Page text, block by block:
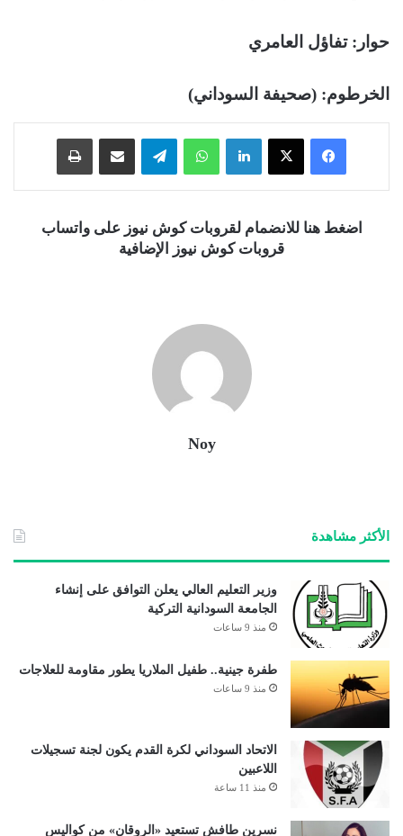
حوار: تفاؤل العامري
الخرطوم: (صحيفة السوداني)
فيسبوك ‫X لينكدإن واتساب تيلقرام
اضغط هنا للانضمام لقروبات كوش نيوز على واتساب
قروبات كوش نيوز الإضافية
Noy
الأكثر مشاهدة
وزير التعليم العالي يعلن التوافق على إنشاء
الجامعة السودانية التركية
منذ 9 ساعات
طفرة جينية.. طفيل الملاريا يطور مقاومة للعلاجات
منذ 9 ساعات
الاتحاد السوداني لكرة القدم يكون لجنة تسجيلات
اللاعبين
منذ 11 ساعة
نسرين طافش تستعيد «الروقان» من كواليس